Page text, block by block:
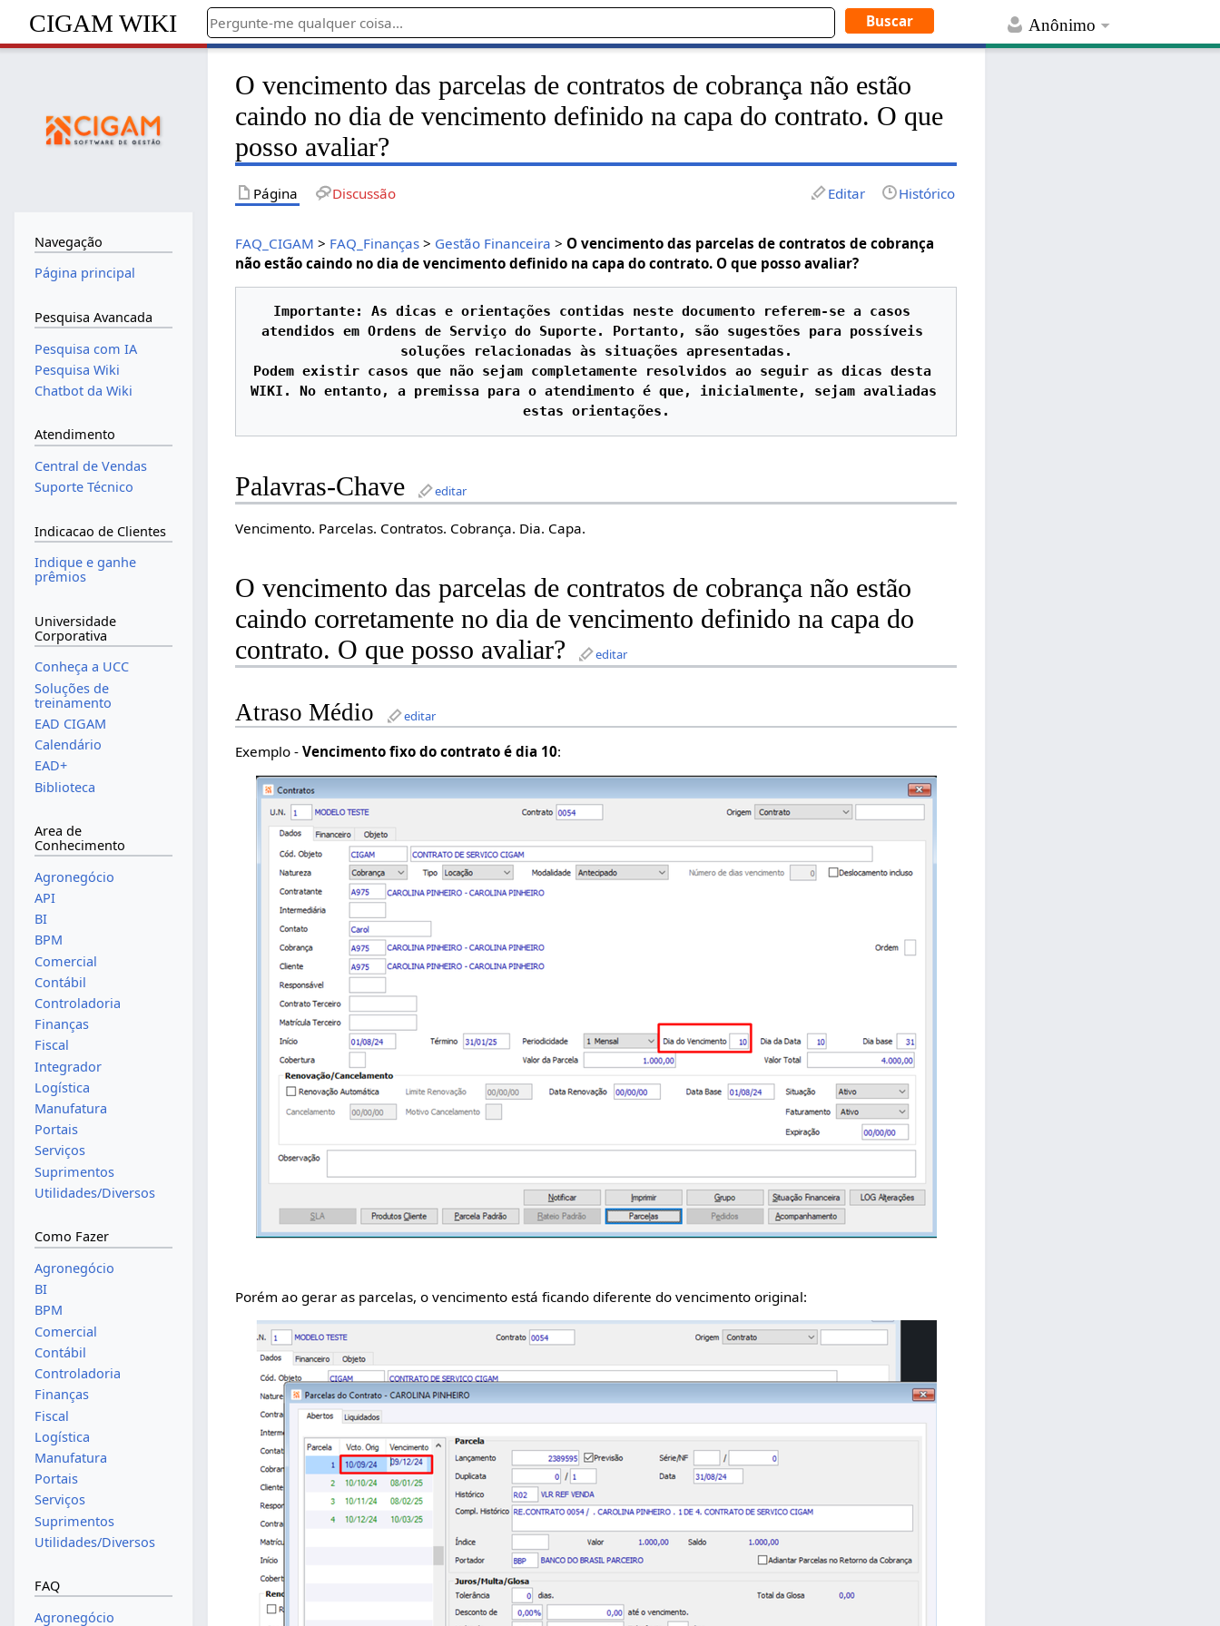
Anônimo
CIGAM WIKI
O vencimento das parcelas de contratos de cobrança não estão
caindo no dia de vencimento definido na capa do contrato. O que
posso avaliar?
Página Discussão Editar Histórico
FAQ_CIGAM > FAQ_Finanças > Gestão Financeira > O vencimento das parcelas de contratos de cobrança
não estão caindo no dia de vencimento definido na capa do contrato. O que posso avaliar?
Importante: As dicas e orientações contidas neste documento referem-se a casos
atendidos em Ordens de Serviço do Suporte. Portanto, são sugestões para possíveis
soluções relacionadas às situações apresentadas.
Podem existir casos que não sejam completamente resolvidos ao seguir as dicas desta
WIKI. No entanto, a premissa para o atendimento é que, inicialmente, sejam avaliadas
Palavras-Chave editar
Vencimento. Parcelas. Contratos. Cobrança. Dia. Capa.
O vencimento das parcelas de contratos de cobrança não estão
caindo corretamente no dia de vencimento definido na capa do
contrato. O que posso avaliar?
editar
Atraso Médio editar
Exemplo -Vencimento fixo do contrato é dia 10:
Porém ao gerar as parcelas, o vencimento está ficando diferente do vencimento original:
Navegação
Página principal
Pesquisa Avancada
Pesquisa com IA
Pesquisa Wiki
Chatbot da Wiki
Atendimento
Central de Vendas
Suporte Técnico
Indicacao de Clientes
Indique e ganhe
prêmios
Universidade
Corporativa
Conheça a UCC
Soluções de
treinamento
EAD CIGAM
Calendário
EAD+
Biblioteca
Area de
Conhecimento
Agronegócio
API
BI
BPM
Comercial
Contábil
Controladoria
Finanças
Fiscal
Integrador
Logística
Manufatura
Portais
Serviços
Suprimentos
Utilidades/Diversos
Como Fazer
Agronegócio
BI
BPM
Comercial
Contábil
Controladoria
Finanças
Fiscal
Logística
Manufatura
Portais
Serviços
Suprimentos
Utilidades/Diversos
FAQ
Agronegócio